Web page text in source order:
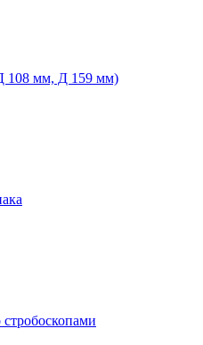
108 мм, Д 159 мм)